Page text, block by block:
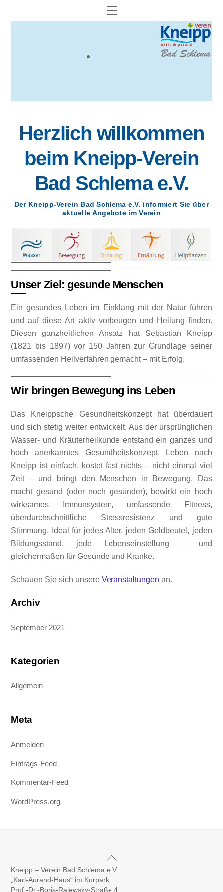
Menu
Herzlich willkommen
beim Kneipp-Verein
Bad Schlema e.V.
Der Kneipp-Verein Bad Schlema e.V. informiert Sie über
aktuelle Angebote im Verein
Unser Ziel: gesunde Menschen
Ein gesundes Leben im Einklang mit der Natur führen
und auf diese Art aktiv vorbeugen und Heilung finden.
Diesen ganzheitlichen Ansatz hat Sebastian Kneipp
(1821 bis 1897) vor 150 Jahren zur Grundlage seiner
umfassenden Heilverfahren gemacht – mit Erfolg.
Wir bringen Bewegung ins Leben
Das Kneippsche Gesundheitskonzept hat überdauert
und sich stetig weiter entwickelt. Aus der ursprünglichen
Wasser- und Kräuterheilkunde entstand ein ganzes und
hoch anerkanntes Gesundheitskonzept. Leben nach
Kneipp ist einfach, kostet fast nichts – nicht einmal viel
Zeit – und bringt den Menschen in Bewegung. Das
macht gesund (oder noch gesünder), bewirkt ein hoch
wirksames Immunsystem, umfassende Fitness,
überdurchschnittliche Stressresistenz und gute
Stimmung. Ideal für jedes Alter, jeden Geldbeutel, jeden
Bildungsstand, jede Lebenseinstellung – und
gleichermaßen für Gesunde und Kranke.
Schauen Sie sich unsereVeranstaltungen an.
Archiv
September 2021
Kategorien
Allgemein
Meta
Anmelden
Eintrags-Feed
Kommentar-Feed
WordPress.org
Back
To
Kneipp – Verein Bad Schlema e.V.
„Karl-Aurand-Haus“ im Kurpark
Prof.-Dr.-Boris-Rajewsky-Straße 4